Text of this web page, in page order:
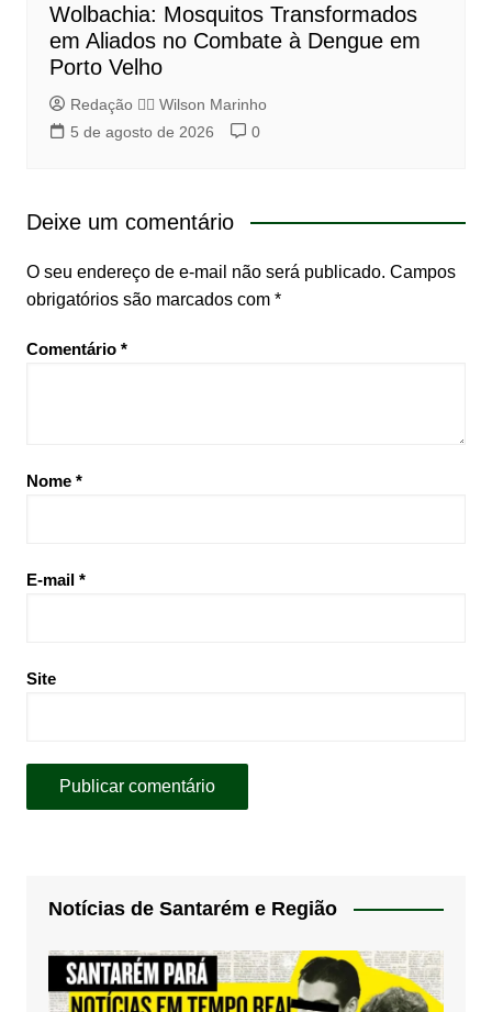
Wolbachia: Mosquitos Transformados
em Aliados no Combate à Dengue em
Porto Velho
Redação 👨‍⚖️​ Wilson Marinho
5 de agosto de 2026
0
Deixe um comentário
O seu endereço de e-mail não será publicado. Campos
obrigatórios são marcados com *
Comentário *
Nome *
E-mail *
Site
Notícias de Santarém e Região